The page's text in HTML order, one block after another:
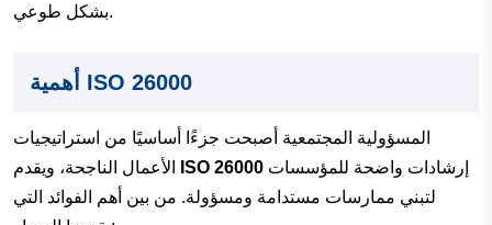
بشكل طوعي.
أهمية ISO 26000
المسؤولية المجتمعية أصبحت جزءًا أساسيًا من استراتيجيات
ISO 26000
لتبني ممارسات مستدامة ومسؤولة. من بين أهم الفوائد التي